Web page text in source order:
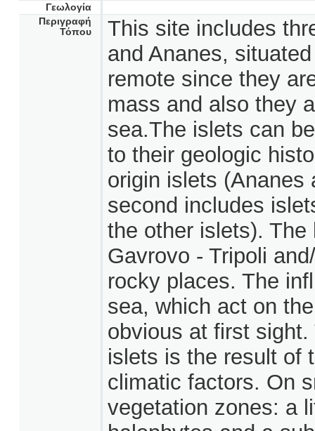
Γεωλογία
Περιγραφή
Τόπου
This site includes
and Ananes,
remote since they
mass and also they
sea.The islets can
to their geologic
origin islets (Ananes
second includes
the other islets).
Gavrovo - Tripoli
rocky places. The
sea, which act on
obvious at first
islets is the result of
climatic factors. On
vegetation zones: a